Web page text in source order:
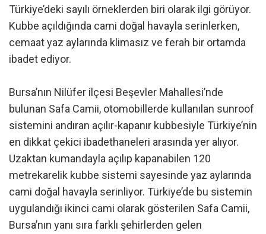
Türkiye’deki sayılı örneklerden biri olarak ilgi görüyor.
Kubbe açıldığında cami doğal havayla serinlerken,
cemaat yaz aylarında klimasız ve ferah bir ortamda
ibadet ediyor.
Bursa’nın Nilüfer ilçesi Beşevler Mahallesi’nde
bulunan Safa Camii, otomobillerde kullanılan sunroof
sistemini andıran açılır-kapanır kubbesiyle Türkiye’nin
en dikkat çekici ibadethaneleri arasında yer alıyor.
Uzaktan kumandayla açılıp kapanabilen 120
metrekarelik kubbe sistemi sayesinde yaz aylarında
cami doğal havayla serinliyor. Türkiye’de bu sistemin
uygulandığı ikinci cami olarak gösterilen Safa Camii,
Bursa’nın yanı sıra farklı şehirlerden gelen